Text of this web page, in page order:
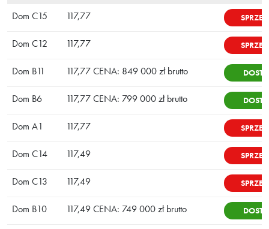
Dom C15
117,77
Dom C12 117,77
Dom B11 117,77 CENA: 849 000 zł brutto
Dom B6 117,77 CENA: 799 000 zł brutto
Dom A1 117,77
Dom C14 117,49
Dom C13 117,49
Dom B10 117,49 CENA: 749 000 zł brutto